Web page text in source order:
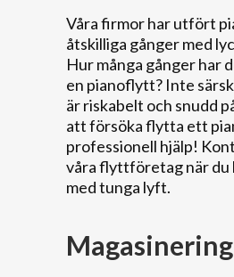
Våra firmor har utfört
åtskilliga gånger med
Hur många gånger har
en pianoflytt? Inte
är riskabelt och snudd
att försöka flytta ett
professionell hjälp!
våra flyttföretag när du
med tunga lyft.
Magasinering